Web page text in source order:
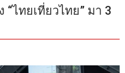
ไทยเที่ยวไทย” มา 3